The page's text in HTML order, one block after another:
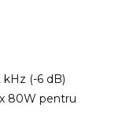
kHz (-6 dB)
80W pentru